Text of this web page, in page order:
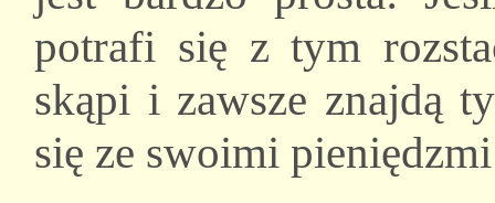
potrafi się z tym
skąpi i zawsze znajdą
się ze swoimi